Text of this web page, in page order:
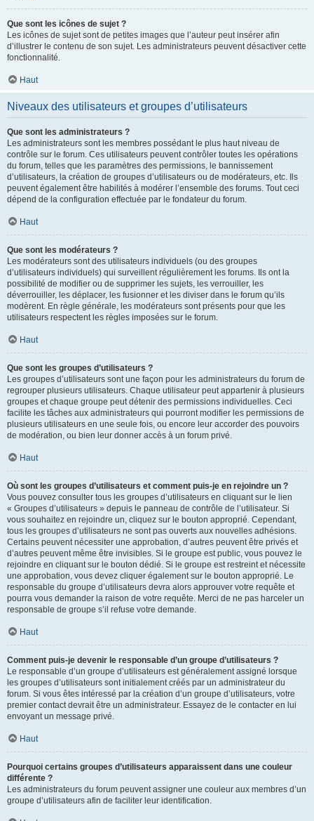
Que sont les icônes de sujet ?
Les icônes de sujet sont de petites images que l’auteur peut insérer afin
d’illustrer le contenu de son sujet. Les administrateurs peuvent désactiver cette
fonctionnalité.
Haut
Niveaux des utilisateurs et groupes d’utilisateurs
Que sont les administrateurs ?
Les administrateurs sont les membres possédant le plus haut niveau de
contrôle sur le forum. Ces utilisateurs peuvent contrôler toutes les opérations
du forum, telles que les paramètres des permissions, le bannissement
d’utilisateurs, la création de groupes d’utilisateurs ou de modérateurs, etc. Ils
peuvent également être habilités à modérer l’ensemble des forums. Tout ceci
dépend de la configuration effectuée par le fondateur du forum.
Haut
Que sont les modérateurs ?
Les modérateurs sont des utilisateurs individuels (ou des groupes
d’utilisateurs individuels) qui surveillent régulièrement les forums. Ils ont la
possibilité de modifier ou de supprimer les sujets, les verrouiller, les
déverrouiller, les déplacer, les fusionner et les diviser dans le forum qu’ils
modèrent. En règle générale, les modérateurs sont présents pour que les
utilisateurs respectent les règles imposées sur le forum.
Haut
Que sont les groupes d’utilisateurs ?
Les groupes d’utilisateurs sont une façon pour les administrateurs du forum de
regrouper plusieurs utilisateurs. Chaque utilisateur peut appartenir à plusieurs
groupes et chaque groupe peut détenir des permissions individuelles. Ceci
facilite les tâches aux administrateurs qui pourront modifier les permissions de
plusieurs utilisateurs en une seule fois, ou encore leur accorder des pouvoirs
de modération, ou bien leur donner accès à un forum privé.
Haut
Où sont les groupes d’utilisateurs et comment puis-je en rejoindre un ?
Vous pouvez consulter tous les groupes d’utilisateurs en cliquant sur le lien
« Groupes d’utilisateurs » depuis le panneau de contrôle de l’utilisateur. Si
vous souhaitez en rejoindre un, cliquez sur le bouton approprié. Cependant,
tous les groupes d’utilisateurs ne sont pas ouverts aux nouvelles adhésions.
Certains peuvent nécessiter une approbation, d’autres peuvent être privés et
d’autres peuvent même être invisibles. Si le groupe est public, vous pouvez le
rejoindre en cliquant sur le bouton dédié. Si le groupe est restreint et nécessite
une approbation, vous devez cliquer également sur le bouton approprié. Le
responsable du groupe d’utilisateurs devra alors approuver votre requête et
pourra vous demander la raison de votre requête. Merci de ne pas harceler un
responsable de groupe s’il refuse votre demande.
Haut
Comment puis-je devenir le responsable d’un groupe d’utilisateurs ?
Le responsable d’un groupe d’utilisateurs est généralement assigné lorsque
les groupes d’utilisateurs sont initialement créés par un administrateur du
forum. Si vous êtes intéressé par la création d’un groupe d’utilisateurs, votre
premier contact devrait être un administrateur. Essayez de le contacter en lui
envoyant un message privé.
Haut
Pourquoi certains groupes d’utilisateurs apparaissent dans une couleur
différente ?
Les administrateurs du forum peuvent assigner une couleur aux membres d’un
groupe d’utilisateurs afin de faciliter leur identification.